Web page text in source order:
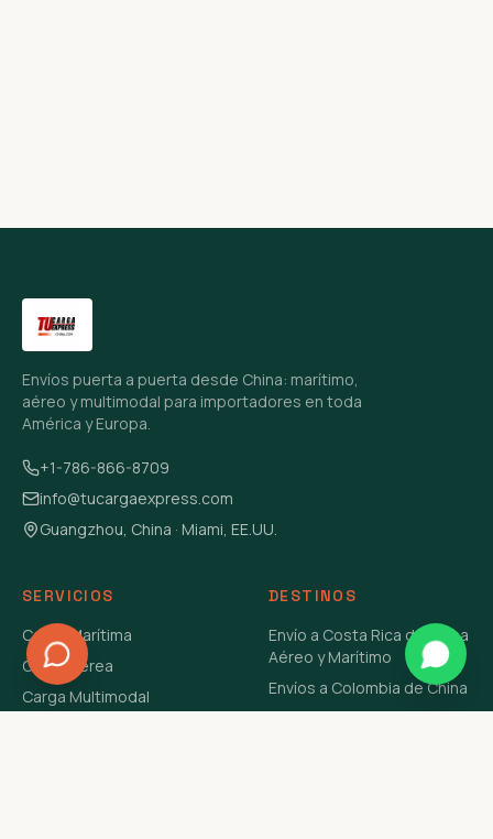
Envíos puerta a puerta desde China: marítimo,
aéreo y multimodal para importadores en toda
América y Europa.
+1-786-866-8709
info@tucargaexpress.com
Guangzhou, China · Miami, EE.UU.
SERVICIOS
Carga Marítima
Carga Aérea
Carga Multimodal
DESTINOS
Envío a Costa Rica de China
Aéreo y Marítimo
Envíos a Colombia de China